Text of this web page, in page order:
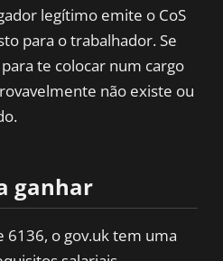
legítimo emite o CoS
para o trabalhador. Se
te colocar num cargo
não existe ou
ganhar
6136, o gov.uk tem uma